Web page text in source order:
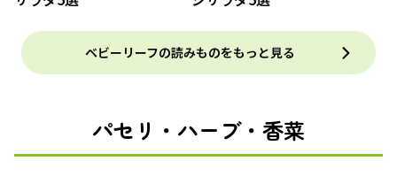
ベビーリーフの読みものをもっと見る
パセリ・ハーブ・香菜